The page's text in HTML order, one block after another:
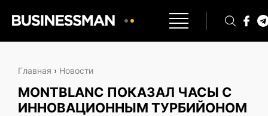
Главная › Новости
MONTBLANC ПОКАЗАЛ ЧАСЫ С
ИННОВАЦИОННЫМ ТУРБИЙОНОМ